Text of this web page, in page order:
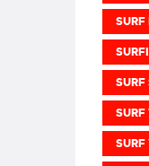
SURF
SURF
SURF